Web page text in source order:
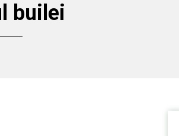
builei